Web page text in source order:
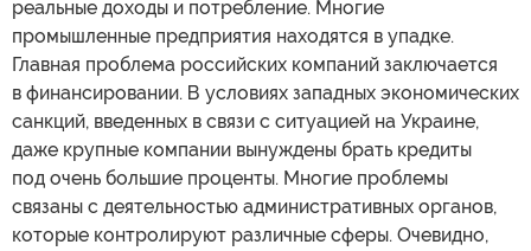
реальные доходы и потребление. Многие
промышленные предприятия находятся в упадке.
Главная проблема российских компаний заключается
в финансировании. В условиях западных экономических
санкций, введенных в связи с ситуацией на Украине,
даже крупные компании вынуждены брать кредиты
под очень большие проценты. Многие проблемы
связаны с деятельностью административных органов,
которые контролируют различные сферы. Очевидно,